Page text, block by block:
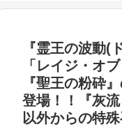
『霊王の波動(
「レイジ・オ
『聖王の粉砕
登場！！『灰
以外からの特